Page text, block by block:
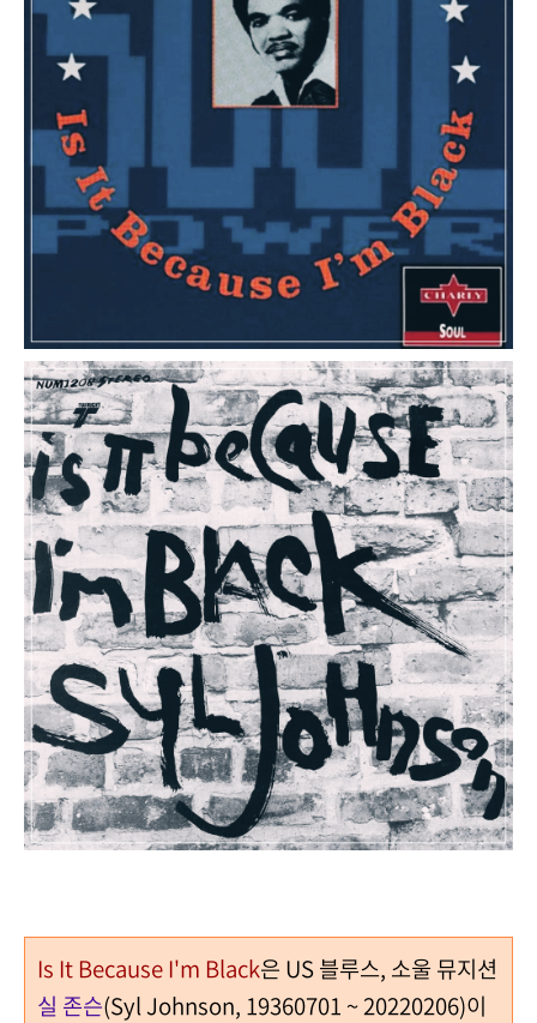
Is It Because I'm Black은 US 블루스, 소울 뮤지션
실 존슨(Syl Johnson, 19360701 ~ 20220206)이